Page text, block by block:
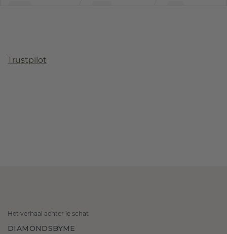
Trustpilot
Het verhaal achter je schat
DIAMONDSBYME